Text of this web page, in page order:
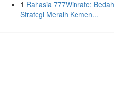
1 Rahasia 777Winrate: Bedah
Strategi Meraih Kemen...